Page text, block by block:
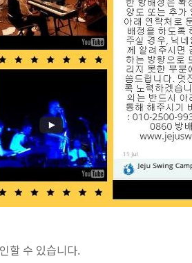
할 수 있습니다.